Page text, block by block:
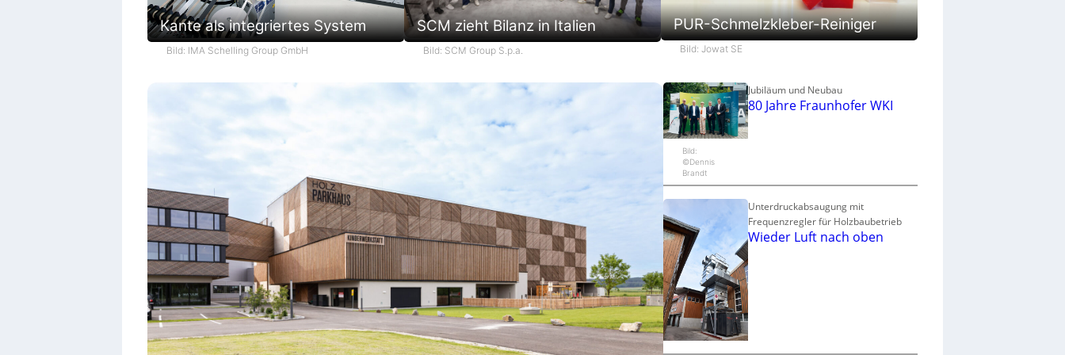
u
p
e
s
Kante als integriertes System
Bild: IMA Schelling Group GmbH
SCM zieht Bilanz in Italien
Bild: SCM Group S.p.a.
PUR-Schmelzkleber-Reiniger
Bild: Jowat SE
Bild:
©Dennis
Brandt
Jubiläum und Neubau
80 Jahre Fraunhofer WKI
Unterdruckabsaugung mit
Frequenzregler für Holzbaubetrieb
Wieder Luft nach oben